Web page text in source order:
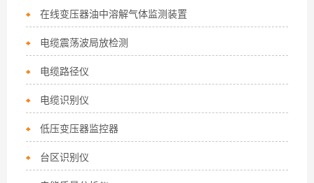
在线变压器油中溶解气体监测装置
电缆震荡波局放检测
电缆路径仪
电缆识别仪
低压变压器监控器
台区识别仪